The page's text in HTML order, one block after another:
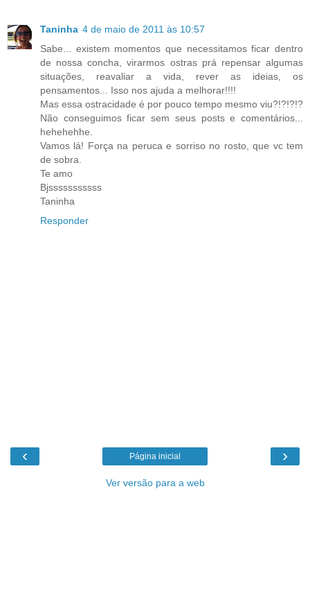
Taninha 4 de maio de 2011 às 10:57
Sabe... existem momentos que necessitamos ficar dentro
de nossa concha, virarmos ostras prá repensar algumas
situações, reavaliar a vida, rever as ideias, os
pensamentos... Isso nos ajuda a melhorar!!!!
Mas essa ostracidade é por pouco tempo mesmo viu?!?!?!?
Não conseguimos ficar sem seus posts e comentários...
hehehehhe.
Vamos lá! Força na peruca e sorriso no rosto, que vc tem
de sobra.
Te amo
Bjsssssssssss
Taninha
Responder
‹ ›
Página inicial
Ver versão para a web